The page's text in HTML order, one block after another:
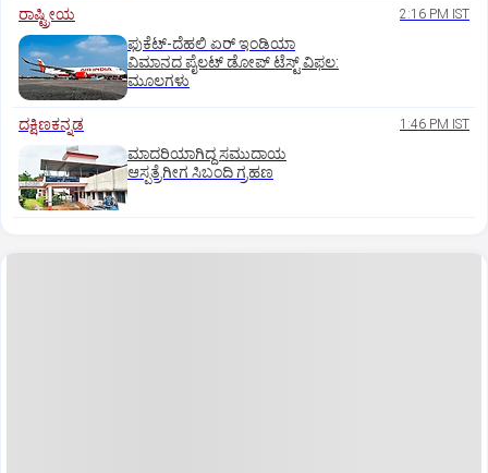
ರಾಷ್ಟ್ರೀಯ 2:16 PM IST
ಫುಕೆಟ್‌-ದೆಹಲಿ ಏರ್‌ ಇಂಡಿಯಾ
ವಿಮಾನದ ಪೈಲಟ್‌ ಡೋಪ್‌ ಟೆಸ್ಟ್‌ ವಿಫಲ:
ಮೂಲಗಳು
ದಕ್ಷಿಣಕನ್ನಡ 1:46 PM IST
ಮಾದರಿಯಾಗಿದ್ದ ಸಮುದಾಯ
ಆಸ್ಪತ್ರೆಗೀಗ ಸಿಬಂದಿ ಗ್ರಹಣ